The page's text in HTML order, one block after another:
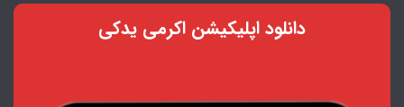
دانلود اپلیکیشن اکرمی یدکی